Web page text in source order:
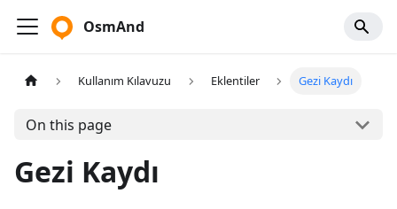
OsmAnd
Kullanım Kılavuzu Eklentiler Gezi Kaydı
On this page
Gezi Kaydı